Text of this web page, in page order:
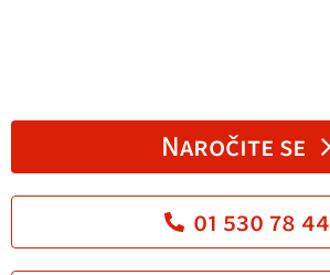
Naročite se
01 530 78 44